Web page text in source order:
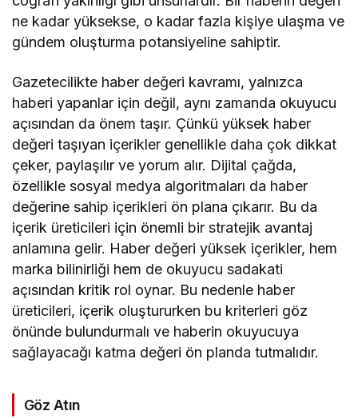
ne kadar yüksekse, o kadar fazla kişiye ulaşma ve
gündem oluşturma potansiyeline sahiptir.
Gazetecilikte haber değeri kavramı, yalnızca
haberi yapanlar için değil, aynı zamanda okuyucu
açısından da önem taşır. Çünkü yüksek haber
değeri taşıyan içerikler genellikle daha çok dikkat
çeker, paylaşılır ve yorum alır. Dijital çağda,
özellikle sosyal medya algoritmaları da haber
değerine sahip içerikleri ön plana çıkarır. Bu da
içerik üreticileri için önemli bir stratejik avantaj
anlamına gelir. Haber değeri yüksek içerikler, hem
marka bilinirliği hem de okuyucu sadakati
açısından kritik rol oynar. Bu nedenle haber
üreticileri, içerik oluştururken bu kriterleri göz
önünde bulundurmalı ve haberin okuyucuya
sağlayacağı katma değeri ön planda tutmalıdır.
Göz Atın